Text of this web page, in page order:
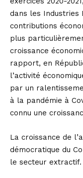
dans les Industries
contributions
plus
croissance
rapport, en
l’activité
par un
à la pandémie à
connu une
La croissance de
démocratique du
le secteur extractif.